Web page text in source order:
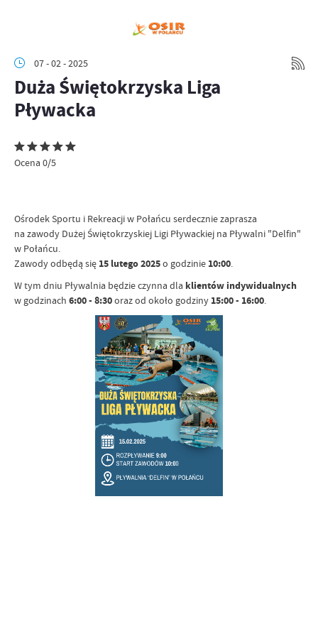
07 - 02 - 2025
Duża Świętokrzyska Liga
Pływacka
Ocena 0/5
Ośrodek Sportu i Rekreacji w Połańcu serdecznie zaprasza
na zawody Dużej Świętokrzyskiej Ligi Pływackiej na Pływalni "Delfin"
w Połańcu.
Zawody odbędą się 15 lutego 2025o godzinie 10:00.
W tym dniu Pływalnia będzie czynna dla klientów indywidualnych
w godzinach 6:00 - 8:30oraz od około godziny 15:00 - 16:00.